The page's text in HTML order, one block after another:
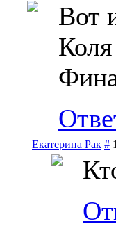
Вот
Екатерина Рак #